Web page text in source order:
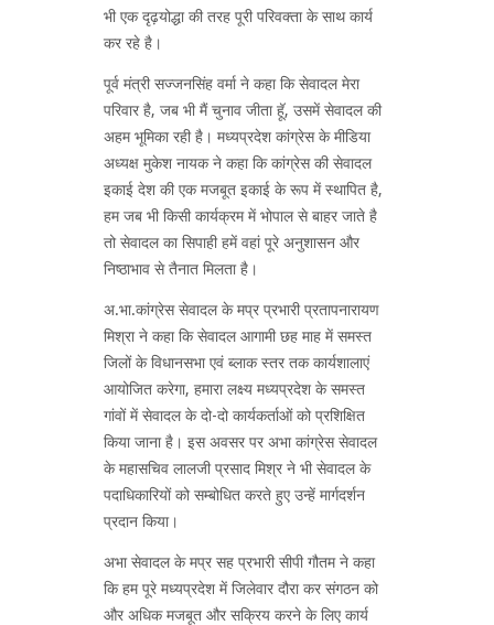
भी एक दृढ़योद्धा की तरह पूरी परिवक्ता के साथ कार्य
कर रहे है।
पूर्व मंत्री सज्जनसिंह वर्मा ने कहा कि सेवादल मेरा
परिवार है, जब भी मैं चुनाव जीता हॅू, उसमें सेवादल की
अहम भूमिका रही है। मध्यप्रदेश कांग्रेस के मीडिया
अध्यक्ष मुकेश नायक ने कहा कि कांग्रेस की सेवादल
इकाई देश की एक मजबूत इकाई के रूप में स्थापित है,
हम जब भी किसी कार्यक्रम में भोपाल से बाहर जाते है
तो सेवादल का सिपाही हमें वहां पूरे अनुशासन और
निष्ठाभाव से तैनात मिलता है।
अ.भा.कांग्रेस सेवादल के मप्र प्रभारी प्रतापनारायण
मिश्रा ने कहा कि सेवादल आगामी छह माह में समस्त
जिलों के विधानसभा एवं ब्लाक स्तर तक कार्यशालाएं
आयोजित करेगा, हमारा लक्ष्य मध्यप्रदेश के समस्त
गांवों में सेवादल के दो-दो कार्यकर्ताओं को प्रशिक्षित
किया जाना है। इस अवसर पर अभा कांग्रेस सेवादल
के महासचिव लालजी प्रसाद मिश्र ने भी सेवादल के
पदाधिकारियों को सम्बोधित करते हुए उन्हें मार्गदर्शन
प्रदान किया।
अभा सेवादल के मप्र सह प्रभारी सीपी गौतम ने कहा
कि हम पूरे मध्यप्रदेश में जिलेवार दौरा कर संगठन को
और अधिक मजबूत और सक्रिय करने के लिए कार्य